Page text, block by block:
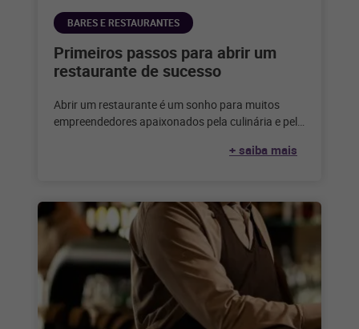
BARES E RESTAURANTES
Primeiros passos para abrir um
restaurante de sucesso
Abrir um restaurante é um sonho para muitos
empreendedores apaixonados pela culinária e pelo
+ saiba mais